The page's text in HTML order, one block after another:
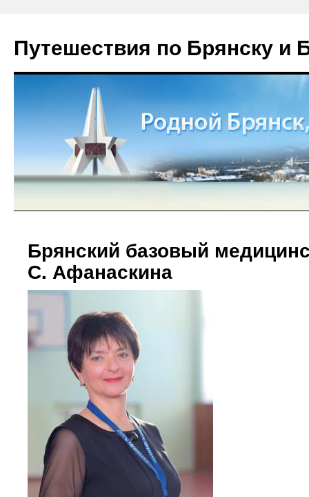
Путешествия по Брянску и
Брянский базовый
С. Афанаскина